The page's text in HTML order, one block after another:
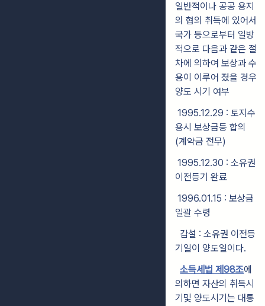
일반적이나 공공 용지
의 협의 취득에 있어서
국가 등으로부터 일방
적으로 다음과 같은 절
차에 의하여 보상과 수
용이 이루어 졌을 경우
양도 시기 여부
1995.12.29 : 토지수
용시 보상금등 합의
(계약금 전무)
1995.12.30 : 소유권
이전등기 완료
1996.01.15 : 보상금
일괄 수령
갑설 : 소유권 이전등
기일이 양도일이다.
소득세법 제98조에
의하면 자산의 취득시
기및 양도시기는 대통